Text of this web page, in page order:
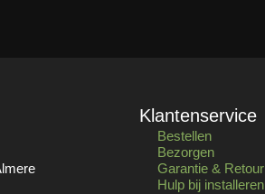
Klantenservice
Bestellen
Bezorgen
Garantie & Retour
Hulp bij installeren